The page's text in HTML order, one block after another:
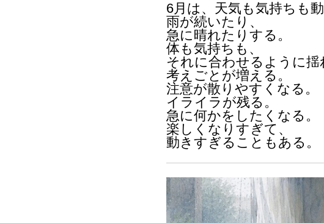
6月は、天気も気持ちも
雨が続いたり、
急に晴れたりする。
体も気持ちも、
それに合わせるように揺
考えごとが増える。
注意が散りやすくなる。
イライラが残る。
急に何かをしたくなる。
楽しくなりすぎて、
動きすぎることもある。